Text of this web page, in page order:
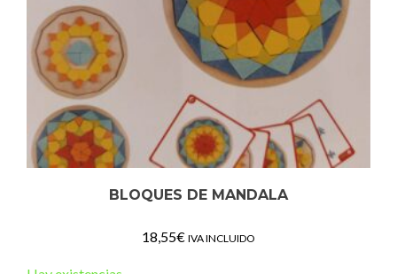
BLOQUES DE MANDALA
18,55€ IVA INCLUIDO